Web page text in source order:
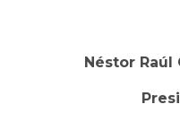
Néstor Raúl